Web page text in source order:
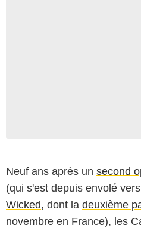
Neuf ans après un second
(qui s'est depuis envolé
Wicked, dont la deuxième
novembre en France), les